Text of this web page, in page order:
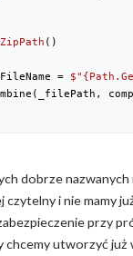
(
= $"
dobrze
czytelny i nie mamy
przy
chcemy utworzyć już